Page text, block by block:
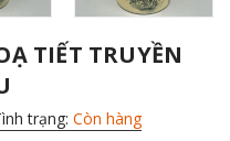
TIẾT TRUYỀN
trạng: Còn hàng